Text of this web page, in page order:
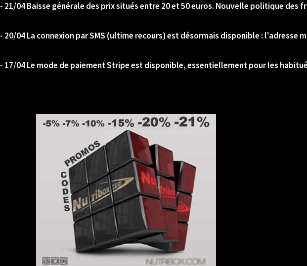
- 21/04 Baisse générale des prix situés entre 20 et 50 euros. Nouvelle politique des
- 20/04 La connexion par SMS (ultime recours) est désormais disponible :
- 17/04 Le mode de paiement Stripe est disponible, essentiellement pour les